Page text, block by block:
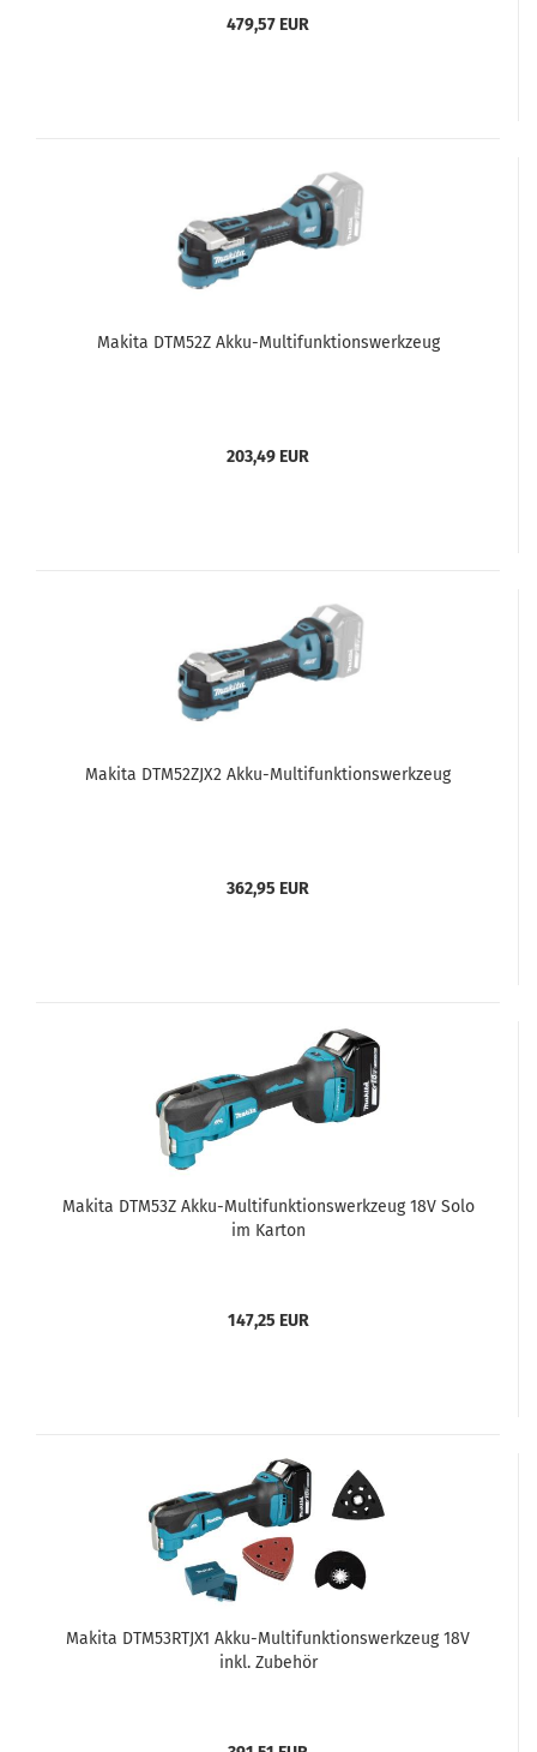
479,57 EUR
Makita DTM52Z Akku-Multifunktionswerkzeug
203,49 EUR
Makita DTM52ZJX2 Akku-Multifunktionswerkzeug
362,95 EUR
Makita DTM53Z Akku-Multifunktionswerkzeug 18V Solo
im Karton
147,25 EUR
Makita DTM53RTJX1 Akku-Multifunktionswerkzeug 18V
inkl. Zubehör